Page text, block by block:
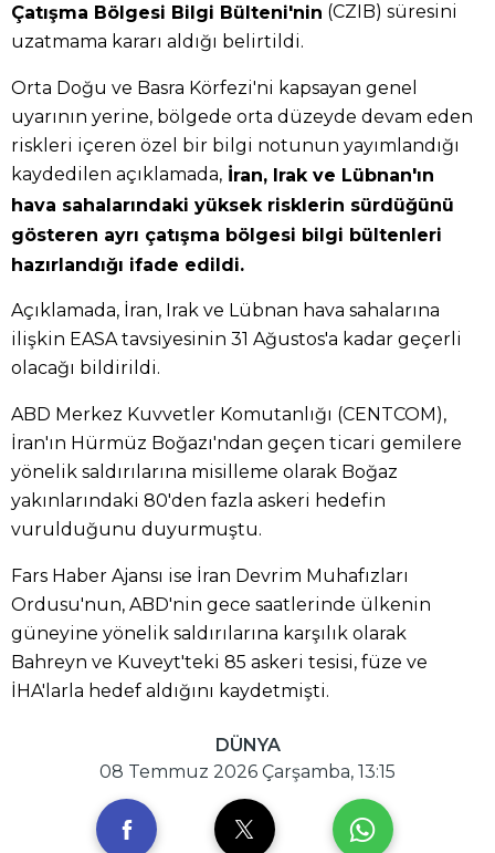
Çatışma Bölgesi Bilgi Bülteni'nin (CZIB) süresini
uzatmama kararı aldığı belirtildi.
Orta Doğu ve Basra Körfezi'ni kapsayan genel
uyarının yerine, bölgede orta düzeyde devam eden
riskleri içeren özel bir bilgi notunun yayımlandığı
kaydedilen açıklamada, İran, Irak ve Lübnan'ın
hava sahalarındaki yüksek risklerin sürdüğünü
gösteren ayrı çatışma bölgesi bilgi bültenleri
hazırlandığı ifade edildi.
Açıklamada, İran, Irak ve Lübnan hava sahalarına
ilişkin EASA tavsiyesinin 31 Ağustos'a kadar geçerli
olacağı bildirildi.
ABD Merkez Kuvvetler Komutanlığı (CENTCOM),
İran'ın Hürmüz Boğazı'ndan geçen ticari gemilere
yönelik saldırılarına misilleme olarak Boğaz
yakınlarındaki 80'den fazla askeri hedefin
vurulduğunu duyurmuştu.
Fars Haber Ajansı ise İran Devrim Muhafızları
Ordusu'nun, ABD'nin gece saatlerinde ülkenin
güneyine yönelik saldırılarına karşılık olarak
Bahreyn ve Kuveyt'teki 85 askeri tesisi, füze ve
İHA'larla hedef aldığını kaydetmişti.
DÜNYA
08 Temmuz 2026 Çarşamba, 13:15